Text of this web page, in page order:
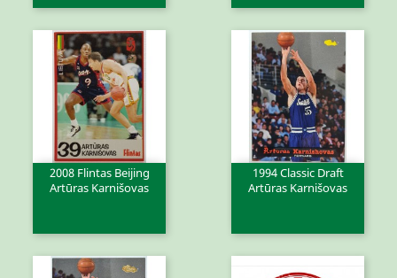
2008 Flintas Beijing
Artūras Karnišovas
1994 Classic Draft
Artūras Karnišovas